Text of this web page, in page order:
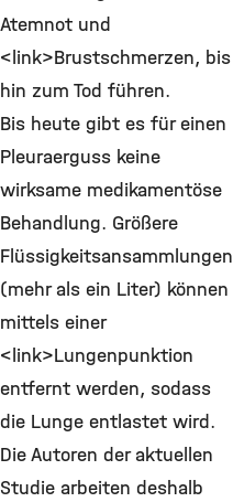
Atemnot und
<link>Brustschmerzen, bis
hin zum Tod führen.
Bis heute gibt es für einen
Pleuraerguss keine
wirksame medikamentöse
Behandlung. Größere
Flüssigkeitsansammlungen
(mehr als ein Liter) können
mittels einer
<link>Lungenpunktion
entfernt werden, sodass
die Lunge entlastet wird.
Die Autoren der aktuellen
Studie arbeiten deshalb